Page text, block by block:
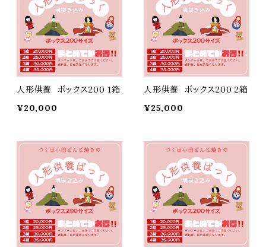
人形供養 ボックス200 1箱
¥20,000
人形供養 ボックス200 2箱
¥25,000